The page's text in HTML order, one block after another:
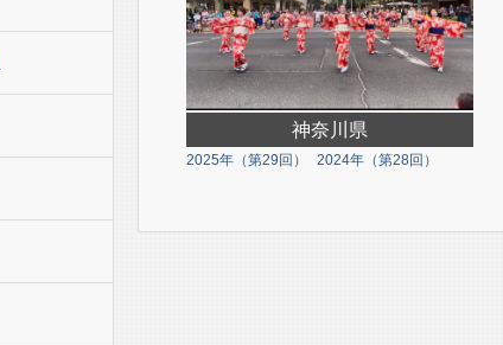
神奈川県
2025年（第29回） 2024年（第28回）